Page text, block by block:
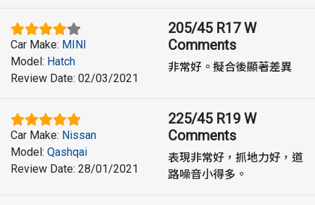
Car Make: MINI
Model: Hatch
Review Date: 02/03/2021
205/45 R17 W
Comments
非常好。擬合後顯著差異
Car Make: Nissan
Model: Qashqai
Review Date: 28/01/2021
225/45 R19 W
Comments
表現非常好，抓地力好，道
路噪音小得多。